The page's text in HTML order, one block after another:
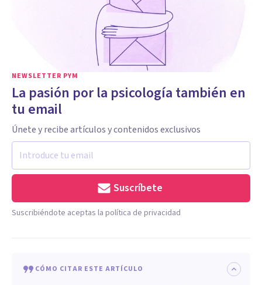
NEWSLETTER PYM
La pasión por la psicología también en
tu email
Únete y recibe artículos y contenidos exclusivos
Suscríbete
Suscribiéndote aceptas la política de privacidad
CÓMO CITAR ESTE ARTÍCULO